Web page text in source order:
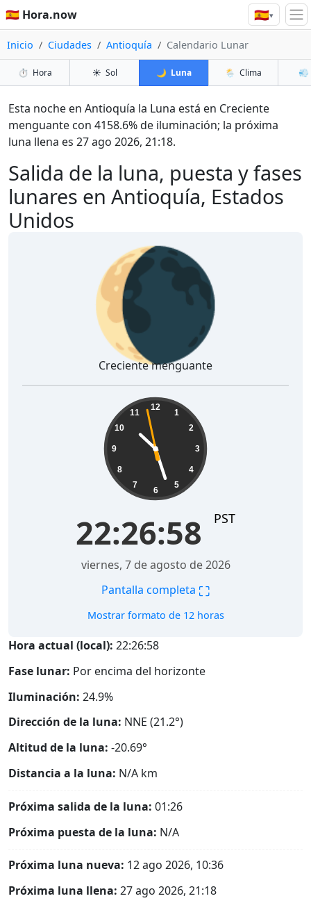
🇪🇸 Hora.now 🇪🇸▾
Inicio Ciudades Antioquía Calendario Lunar
⏱️ Hora ☀️ Sol 🌙 Luna 🌦️ Clima 💨
Salida de la luna, puesta y fases
lunares en Antioquía, Estados
Unidos
Esta noche en Antioquía la Luna está en Creciente
menguante con 4158.6% de iluminación; la próxima
luna llena es 27 ago 2026, 21:18.
🌘
Creciente menguante
12
1
2
3
4
5
6
7
8
9
10
11
22:26:59 PST
viernes, 7 de agosto de 2026
Pantalla completa ⛶
Mostrar formato de 12 horas
Hora actual (local): 22:26:59
Fase lunar: Por encima del horizonte
Iluminación: 24.9%
Dirección de la luna: NNE (21.2°)
Altitud de la luna: -20.69°
Distancia a la luna: N/A km
Próxima salida de la luna: 01:26
Próxima puesta de la luna: N/A
Próxima luna nueva: 12 ago 2026, 10:36
Próxima luna llena: 27 ago 2026, 21:18